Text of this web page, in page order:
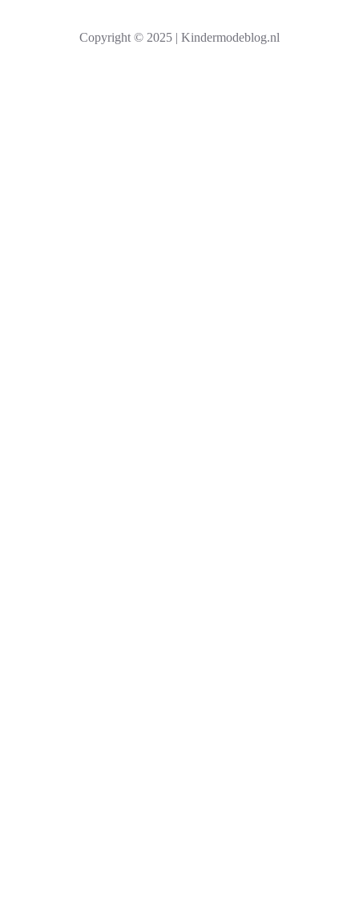
e
Copyright © 2025 | Kindermodeblog.nl